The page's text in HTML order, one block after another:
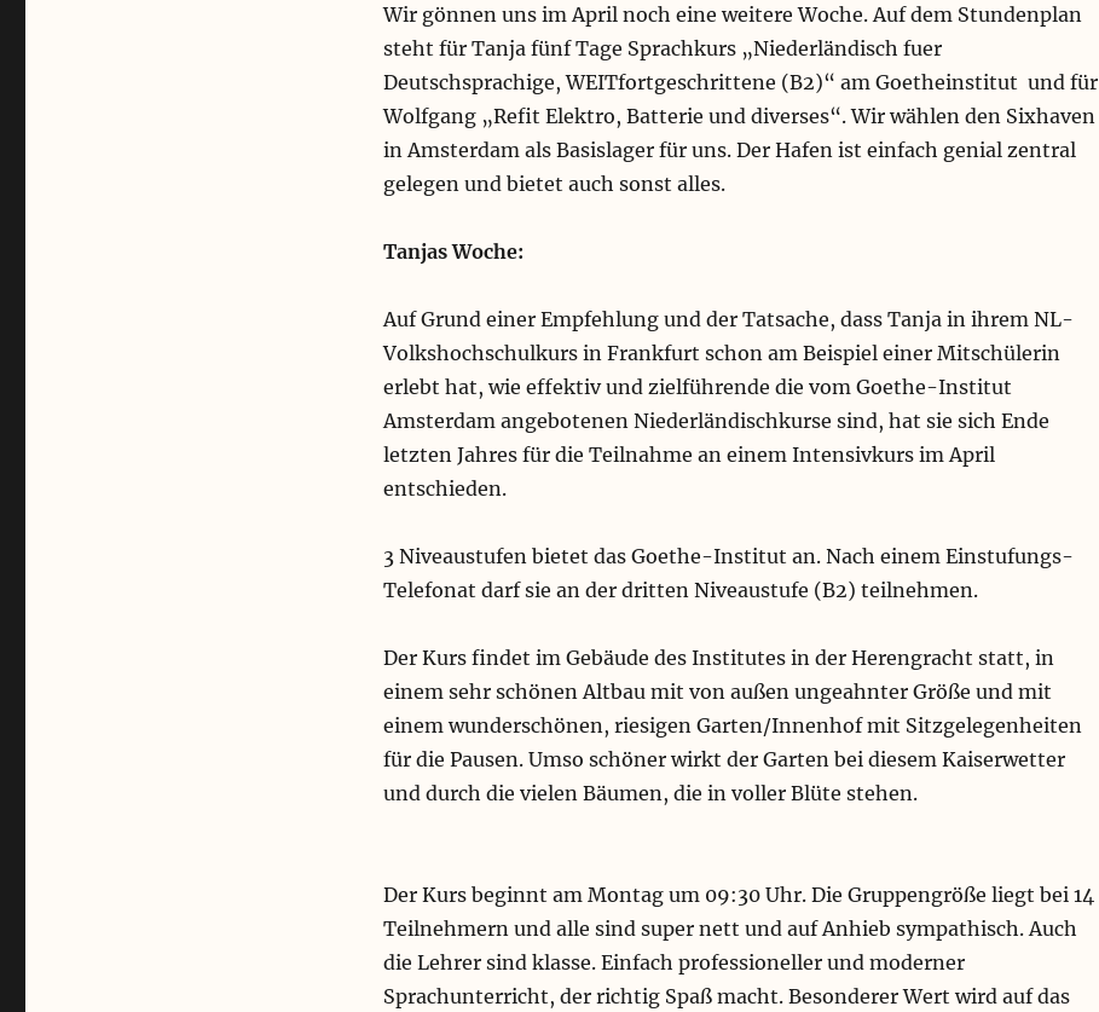
Wir gönnen uns im April noch eine weitere Woche. Auf dem Stundenplan
steht für Tanja fünf Tage Sprachkurs „Niederländisch fuer
Deutschsprachige, WEITfortgeschrittene (B2)“ am Goetheinstitut und für
Wolfgang „Refit Elektro, Batterie und diverses“. Wir wählen den Sixhaven
in Amsterdam als Basislager für uns. Der Hafen ist einfach genial zentral
gelegen und bietet auch sonst alles.
Tanjas Woche:
Auf Grund einer Empfehlung und der Tatsache, dass Tanja in ihrem NL-
Volkshochschulkurs in Frankfurt schon am Beispiel einer Mitschülerin
erlebt hat, wie effektiv und zielführende die vom Goethe-Institut
Amsterdam angebotenen Niederländischkurse sind, hat sie sich Ende
letzten Jahres für die Teilnahme an einem Intensivkurs im April
entschieden.
3 Niveaustufen bietet das Goethe-Institut an. Nach einem Einstufungs-
Telefonat darf sie an der dritten Niveaustufe (B2) teilnehmen.
Der Kurs findet im Gebäude des Institutes in der Herengracht statt, in
einem sehr schönen Altbau mit von außen ungeahnter Größe und mit
einem wunderschönen, riesigen Garten/Innenhof mit Sitzgelegenheiten
für die Pausen. Umso schöner wirkt der Garten bei diesem Kaiserwetter
und durch die vielen Bäumen, die in voller Blüte stehen.
Der Kurs beginnt am Montag um 09:30 Uhr. Die Gruppengröße liegt bei 14
Teilnehmern und alle sind super nett und auf Anhieb sympathisch. Auch
die Lehrer sind klasse. Einfach professioneller und moderner
Sprachunterricht, der richtig Spaß macht. Besonderer Wert wird auf das